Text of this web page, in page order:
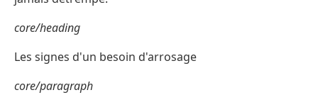
core/heading
Les signes d'un besoin d'arrosage
core/paragraph